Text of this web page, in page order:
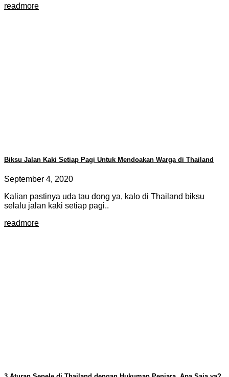
readmore
Biksu Jalan Kaki Setiap Pagi Untuk Mendoakan Warga di Thailand
September 4, 2020
Kalian pastinya uda tau dong ya, kalo di Thailand biksu
selalu jalan kaki setiap pagi..
readmore